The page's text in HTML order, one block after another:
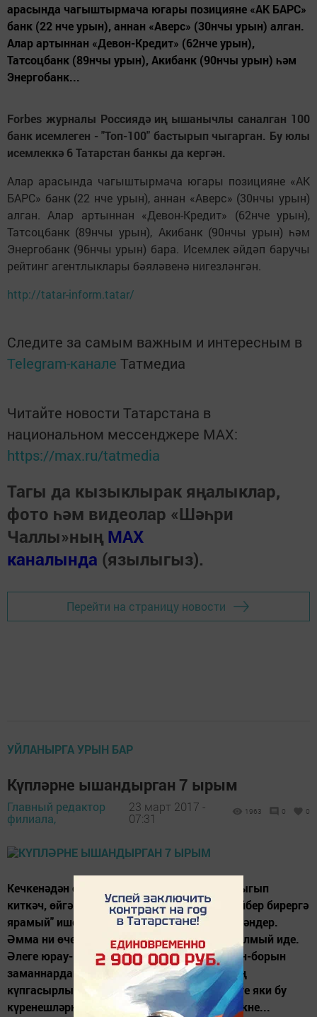
арасында чагыштырмача югары позицияне «АК БАРС»
банк (22 нче урын), аннан «Аверс» (30нчы урын) алган.
Алар артыннан «Девон-Кредит» (62нче урын),
Татсоцбанк (89нчы урын), Акибанк (90нчы урын) һәм
Энергобанк...
Forbes журналы Россиядә иң ышанычлы саналган 100
банк исемлеген - "Топ-100" бастырып чыгарган. Бу юлы
исемлеккә 6 Татарстан банкы да кергән.
Алар арасында чагыштырмача югары позицияне «АК
БАРС» банк (22 нче урын), аннан «Аверс» (30нчы урын)
алган. Алар артыннан «Девон-Кредит» (62нче урын),
Татсоцбанк (89нчы урын), Акибанк (90нчы урын) һәм
Энергобанк (96нчы урын) бара. Исемлек әйдәп баручы
рейтинг агентлыклары бәяләвенә нигезләнгән.
http://tatar-inform.tatar/
Следите за самым важным и интересным в
Telegram-канале Татмедиа
Читайте новости Татарстана в
национальном мессенджере MАХ:
https://max.ru/tatmedia
Тагы да кызыклырак яңалыклар,
фото һәм видеолар «Шәһри
Чаллы»ның MAX
каналында (язылыгыз).
Перейти на страницу новости
УЙЛАНЫРГА УРЫН БАР
Күпләрне ышандырган 7 ырым
Главный редактор
филиала,
23 март 2017 -
07:31
1963 0 0
Кечкенәдән сезгә "пычактан ашама", "бер чыгып
киткәч, өйгә кире кермә", "бусага аркылы әйбер бирергә
ярамый" ише кисәтүләр ишетергә туры килгәндер.
Әмма ни өчен ярамаганын беркем аңлата алмый иде.
Әлеге юрау-ырымнарның барысы да борын-борын
заманнардан ук килә. Кешелек дөньясының
күпгасырлык тарихы дәвамында халык теге яки бу
күренешләрне күзәтеп, шул рәвешле киләчәкне...